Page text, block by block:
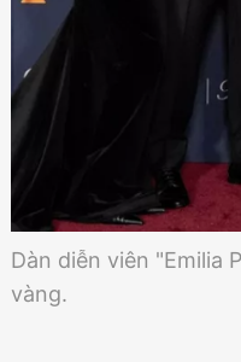
Dàn diễn viên "Emilia
vàng.